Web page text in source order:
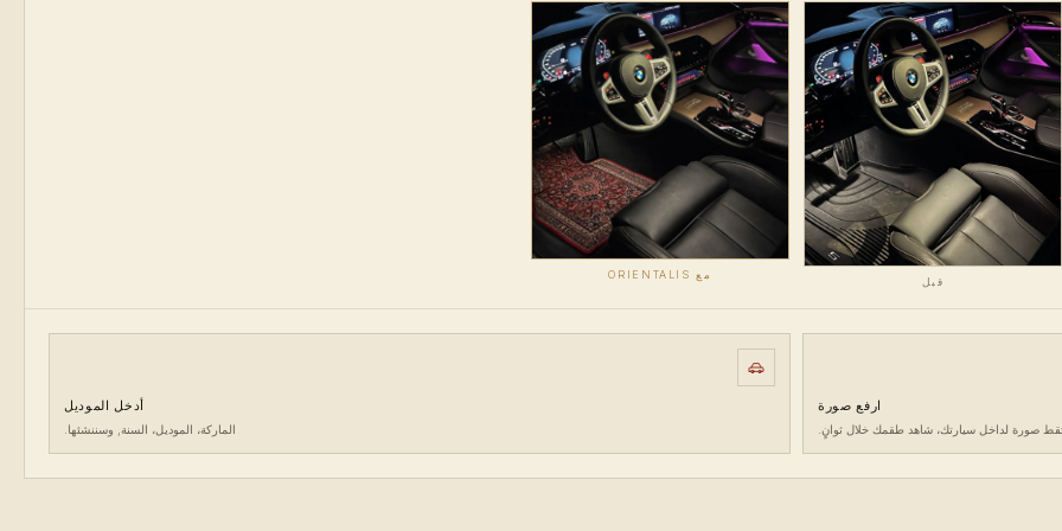
قبل
مع ORIENTALIS
ارفع صورة
صورة لداخل سيارتك، شاهد طقمك خلال ثوانٍ.
أدخل الموديل
الماركة، الموديل، السنة, وسننشئها.